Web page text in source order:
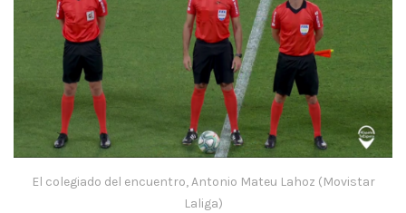
El colegiado del encuentro, Antonio Mateu Lahoz (Movistar
Laliga)